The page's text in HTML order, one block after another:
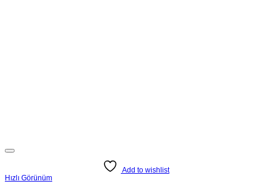
Add to wishlist
Hızlı Görünüm